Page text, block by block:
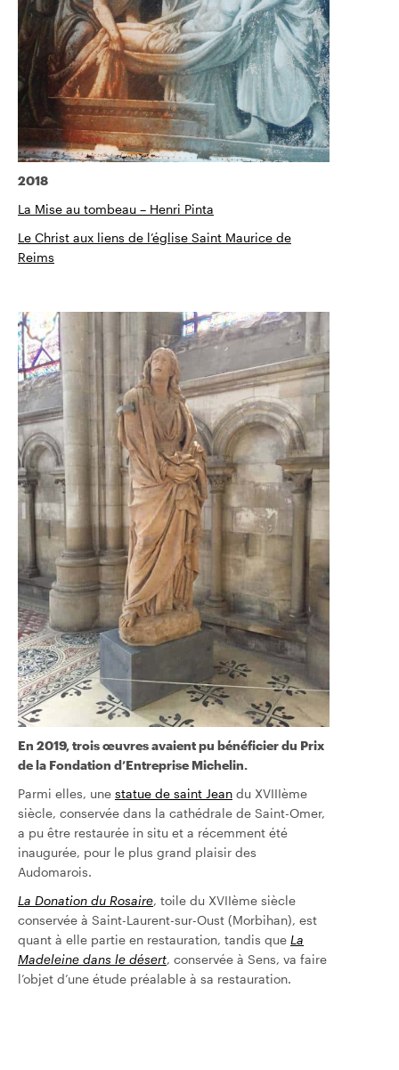
2018
La Mise au tombeau – Henri Pinta
Le Christ aux liens de l’église Saint Maurice de
Reims
En 2019, trois œuvres avaient pu bénéficier du Prix
de la Fondation d’Entreprise Michelin.
Parmi elles, une statue de saint Jean du XVIIIème
siècle, conservée dans la cathédrale de Saint-Omer,
a pu être restaurée in situ et a récemment été
inaugurée, pour le plus grand plaisir des
Audomarois.
La Donation du Rosaire, toile du XVIIème siècle
conservée à Saint-Laurent-sur-Oust (Morbihan), est
quant à elle partie en restauration, tandis que La
Madeleine dans le désert, conservée à Sens, va faire
l’objet d’une étude préalable à sa restauration.